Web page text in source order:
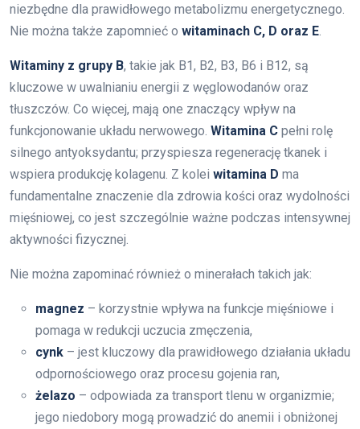
niezbędne dla prawidłowego metabolizmu energetycznego.
Nie można także zapomnieć o witaminach C, D oraz E.
Witaminy z grupy B, takie jak B1, B2, B3, B6 i B12, są
kluczowe w uwalnianiu energii z węglowodanów oraz
tłuszczów. Co więcej, mają one znaczący wpływ na
funkcjonowanie układu nerwowego. Witamina C pełni rolę
silnego antyoksydantu; przyspiesza regenerację tkanek i
wspiera produkcję kolagenu. Z kolei witamina D ma
fundamentalne znaczenie dla zdrowia kości oraz wydolności
mięśniowej, co jest szczególnie ważne podczas intensywnej
aktywności fizycznej.
Nie można zapominać również o minerałach takich jak:
magnez – korzystnie wpływa na funkcje mięśniowe i
pomaga w redukcji uczucia zmęczenia,
cynk – jest kluczowy dla prawidłowego działania układu
odpornościowego oraz procesu gojenia ran,
żelazo – odpowiada za transport tlenu w organizmie;
jego niedobory mogą prowadzić do anemii i obniżonej